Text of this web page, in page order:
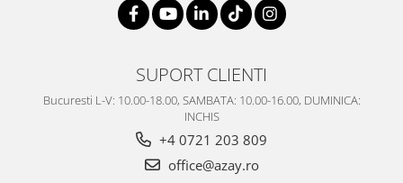
SUPORT CLIENTI
Bucuresti L-V: 10.00-18.00, SAMBATA: 10.00-16.00, DUMINICA:
INCHIS
+4 0721 203 809
office@azay.ro